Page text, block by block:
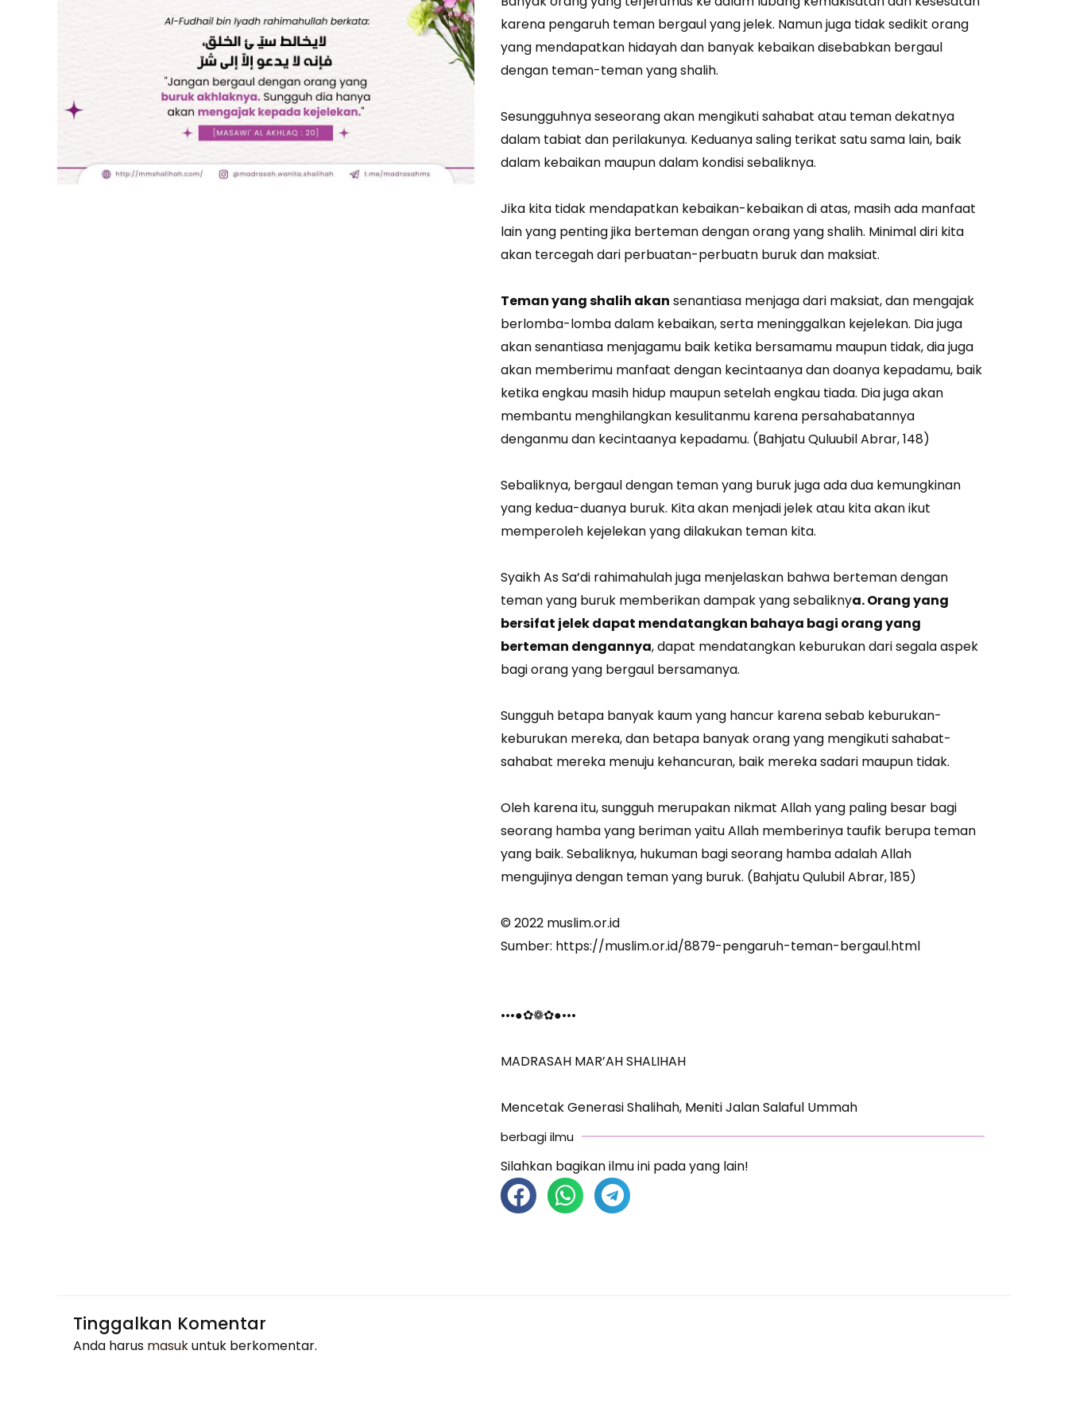
karena pengaruh teman bergaul yang jelek. Namun juga tidak sedikit orang
yang mendapatkan hidayah dan banyak kebaikan disebabkan bergaul
dengan teman-teman yang shalih.
Sesungguhnya seseorang akan mengikuti sahabat atau teman dekatnya
dalam tabiat dan perilakunya. Keduanya saling terikat satu sama lain, baik
dalam kebaikan maupun dalam kondisi sebaliknya.
Jika kita tidak mendapatkan kebaikan-kebaikan di atas, masih ada manfaat
lain yang penting jika berteman dengan orang yang shalih. Minimal diri kita
akan tercegah dari perbuatan-perbuatn buruk dan maksiat.
Teman yang shalih akan senantiasa menjaga dari maksiat, dan mengajak
berlomba-lomba dalam kebaikan, serta meninggalkan kejelekan. Dia juga
akan senantiasa menjagamu baik ketika bersamamu maupun tidak, dia juga
akan memberimu manfaat dengan kecintaanya dan doanya kepadamu, baik
ketika engkau masih hidup maupun setelah engkau tiada. Dia juga akan
membantu menghilangkan kesulitanmu karena persahabatannya
denganmu dan kecintaanya kepadamu. (Bahjatu Quluubil Abrar, 148)
Sebaliknya, bergaul dengan teman yang buruk juga ada dua kemungkinan
yang kedua-duanya buruk. Kita akan menjadi jelek atau kita akan ikut
memperoleh kejelekan yang dilakukan teman kita.
Syaikh As Sa’di rahimahulah juga menjelaskan bahwa berteman dengan
teman yang buruk memberikan dampak yang sebaliknya. Orang yang
bersifat jelek dapat mendatangkan bahaya bagi orang yang
berteman dengannya, dapat mendatangkan keburukan dari segala aspek
bagi orang yang bergaul bersamanya.
Sungguh betapa banyak kaum yang hancur karena sebab keburukan-
keburukan mereka, dan betapa banyak orang yang mengikuti sahabat-
sahabat mereka menuju kehancuran, baik mereka sadari maupun tidak.
Oleh karena itu, sungguh merupakan nikmat Allah yang paling besar bagi
seorang hamba yang beriman yaitu Allah memberinya taufik berupa teman
yang baik. Sebaliknya, hukuman bagi seorang hamba adalah Allah
mengujinya dengan teman yang buruk. (Bahjatu Qulubil Abrar, 185)
© 2022 muslim.or.id
Sumber: https://muslim.or.id/8879-pengaruh-teman-bergaul.html
•••●✿❁✿●•••
MADRASAH MAR’AH SHALIHAH
Mencetak Generasi Shalihah, Meniti Jalan Salaful Ummah
berbagi ilmu
Silahkan bagikan ilmu ini pada yang lain!
Tinggalkan Komentar
Anda harus masukuntuk berkomentar.